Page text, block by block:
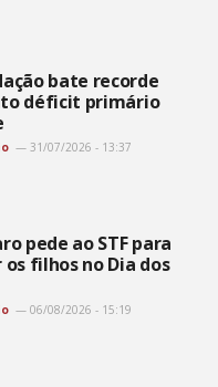
bate recorde
déficit primário
31/07/2026 - 13:37
pede ao STF para
os filhos no Dia dos
06/08/2026 - 15:19